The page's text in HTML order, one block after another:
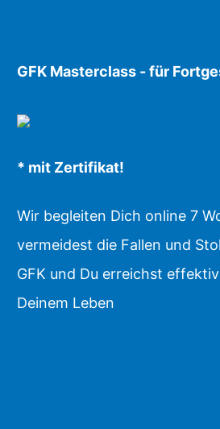
GFK Masterclass - für
* mit Zertifikat!
Wir begleiten Dich online 7
vermeidest die Fallen und
GFK und Du erreichst
Deinem Leben